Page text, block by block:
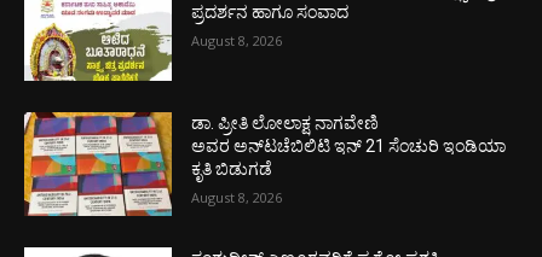
ಪ್ರದರ್ಶನ ಹಾಗೂ ಸಂವಾದ
August 8, 2026
ಡಾ. ಪ್ರೀತಿ ಲೋಲಾಕ್ಷ ನಾಗವೇಣಿ
ಅವರ ಅನ್‌ಟಚೆಬಿಲಿಟಿ ಇನ್ 21 ಸೆಂಚುರಿ ಇಂಡಿಯಾ
ಕೃತಿ ಬಿಡುಗಡೆ
August 8, 2026